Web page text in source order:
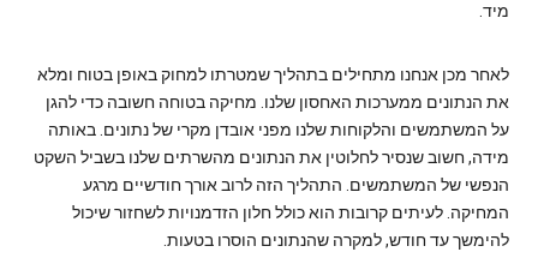
מיד.
לאחר מכן אנחנו מתחילים בתהליך שמטרתו למחוק באופן בטוח ומלא
את הנתונים ממערכות האחסון שלנו. מחיקה בטוחה חשובה כדי להגן
על המשתמשים והלקוחות שלנו מפני אובדן מקרי של נתונים. באותה
מידה, חשוב שנסיר לחלוטין את הנתונים מהשרתים שלנו בשביל השקט
הנפשי של המשתמשים. התהליך הזה לרוב אורך חודשיים מרגע
המחיקה. לעיתים קרובות הוא כולל חלון הזדמנויות לשחזור שיכול
להימשך עד חודש, למקרה שהנתונים הוסרו בטעות.